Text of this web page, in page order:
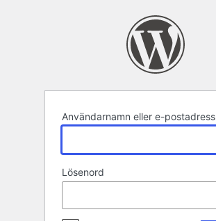
Användarnamn eller e-postadress
Lösenord